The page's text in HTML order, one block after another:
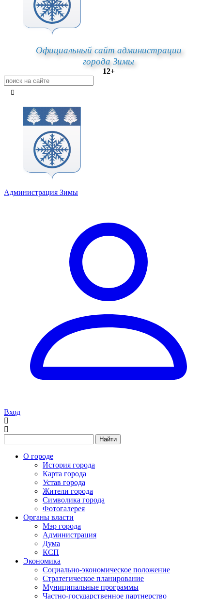
Официальный сайт администрации
города Зимы
12+
Администрация Зимы
Вход
Найти
О городе
История города
Карта города
Устав города
Жители города
Символика города
Фотогалерея
Органы власти
Мэр города
Администрация
Дума
КСП
Экономика
Социально-экономическое положение
Стратегическое планирование
Муниципальные программы
Частно-государственное партнерство